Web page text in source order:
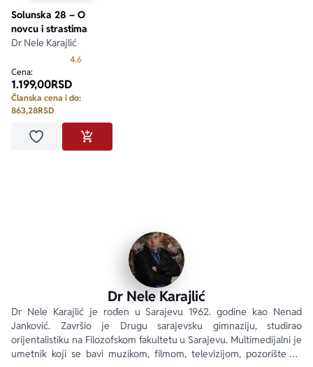
Solunska 28 – O
novcu i strastima
Dr Nele Karajlić
4.6Prosecna ocena je 4.6 od 5
Cena:
1.199,00RSD
Članska cena i do:
863,28RSD
Dodaj u omiljeneDODAJ U KORPU
Dr Nele Karajlić
Dr Nele Karajlić je rođen u Sarajevu 1962. godine kao Nenad
Janković. Završio je Drugu sarajevsku gimnaziju, studirao
orijentalistiku na Filozofskom fakultetu u Sarajevu. Multimedijalni je
umetnik koji se bavi muzikom, filmom, televizijom, pozorištem i